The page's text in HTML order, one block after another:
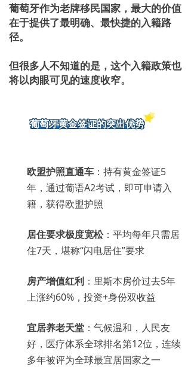
葡萄牙作为老牌移民国家，最大的价值
在于提供了最明确、最快捷的入籍路
径。
但很多人不知道的是，这个入籍政策也
将以肉眼可见的速度收窄。
葡萄牙黄金签证的突出优势
欧盟护照直通车 ：持有黄金签证5
年，通过葡语A2考试，即可申请入
籍，获得欧盟护照
居住要求极度宽松：平均每年只需居
住7天，堪称“闪电居住”要求
房产增值红利 ：里斯本房价过去5年
上涨约60%，投资+身份双收益
宜居养老天堂 ：气候温和，人民友
好，医疗体系全球排名第12位，连续
多年被评为全球最宜居国家之一